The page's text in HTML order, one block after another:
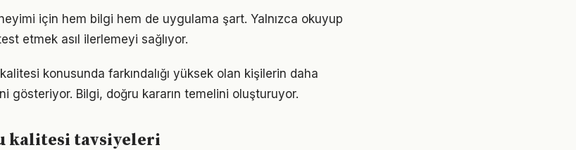
için hem bilgi hem de uygulama şart. Yalnızca okuyup
etmek asıl ilerlemeyi sağlıyor.
konusunda farkındalığı yüksek olan kişilerin daha
gösteriyor. Bilgi, doğru kararın temelini oluşturuyor.
kalitesi tavsiyeleri